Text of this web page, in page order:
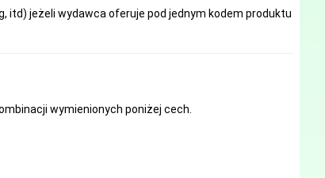
itd) jeżeli wydawca oferuje pod jednym kodem produktu
wymienionych poniżej cech.